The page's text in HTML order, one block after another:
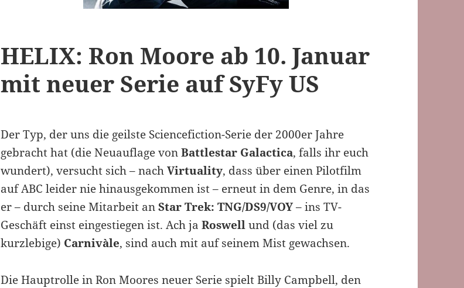
HELIX: Ron Moore ab 10. Januar
mit neuer Serie auf SyFy US
Der Typ, der uns die geilste Sciencefiction-Serie der 2000er Jahre
gebracht hat (die Neuauflage vonBattlestar Galactica, falls ihr euch
wundert), versucht sich – nachVirtuality, dass über einen Pilotfilm
auf ABC leider nie hinausgekommen ist – erneut in dem Genre, in das
er – durch seine Mitarbeit anStar Trek: TNG/DS9/VOY– ins TV-
Geschäft einst eingestiegen ist. Ach jaRoswellund (das viel zu
kurzlebige) Carnivàle, sind auch mit auf seinem Mist gewachsen.
Die Hauptrolle in Ron Moores neuer Serie spielt Billy Campbell, den